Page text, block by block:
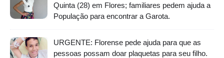
Quinta (28) em Flores; familiares pedem ajuda a
População para encontrar a Garota.
URGENTE: Florense pede ajuda para que as
pessoas possam doar plaquetas para seu filho.